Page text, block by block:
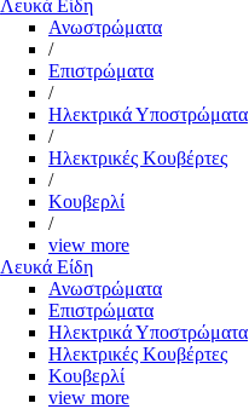
Λευκά Είδη
Ανωστρώματα
/
Επιστρώματα
/
Ηλεκτρικά Υποστρώματα
/
Ηλεκτρικές Κουβέρτες
/
Κουβερλί
/
view more
Λευκά Είδη
Ανωστρώματα
Επιστρώματα
Ηλεκτρικά Υποστρώματα
Ηλεκτρικές Κουβέρτες
Κουβερλί
view more